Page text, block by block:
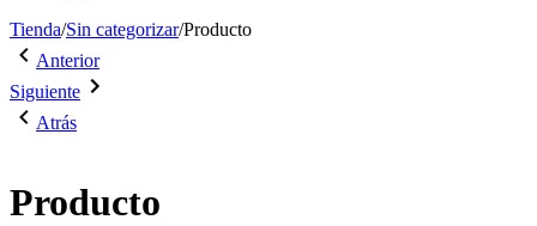
Tienda/Sin categorizar/Producto
Navegación
de
entradas
Entrada
anterior:
Producto
Anterior
Siguiente
entrada:
Producto
Siguiente
Atrás
Producto